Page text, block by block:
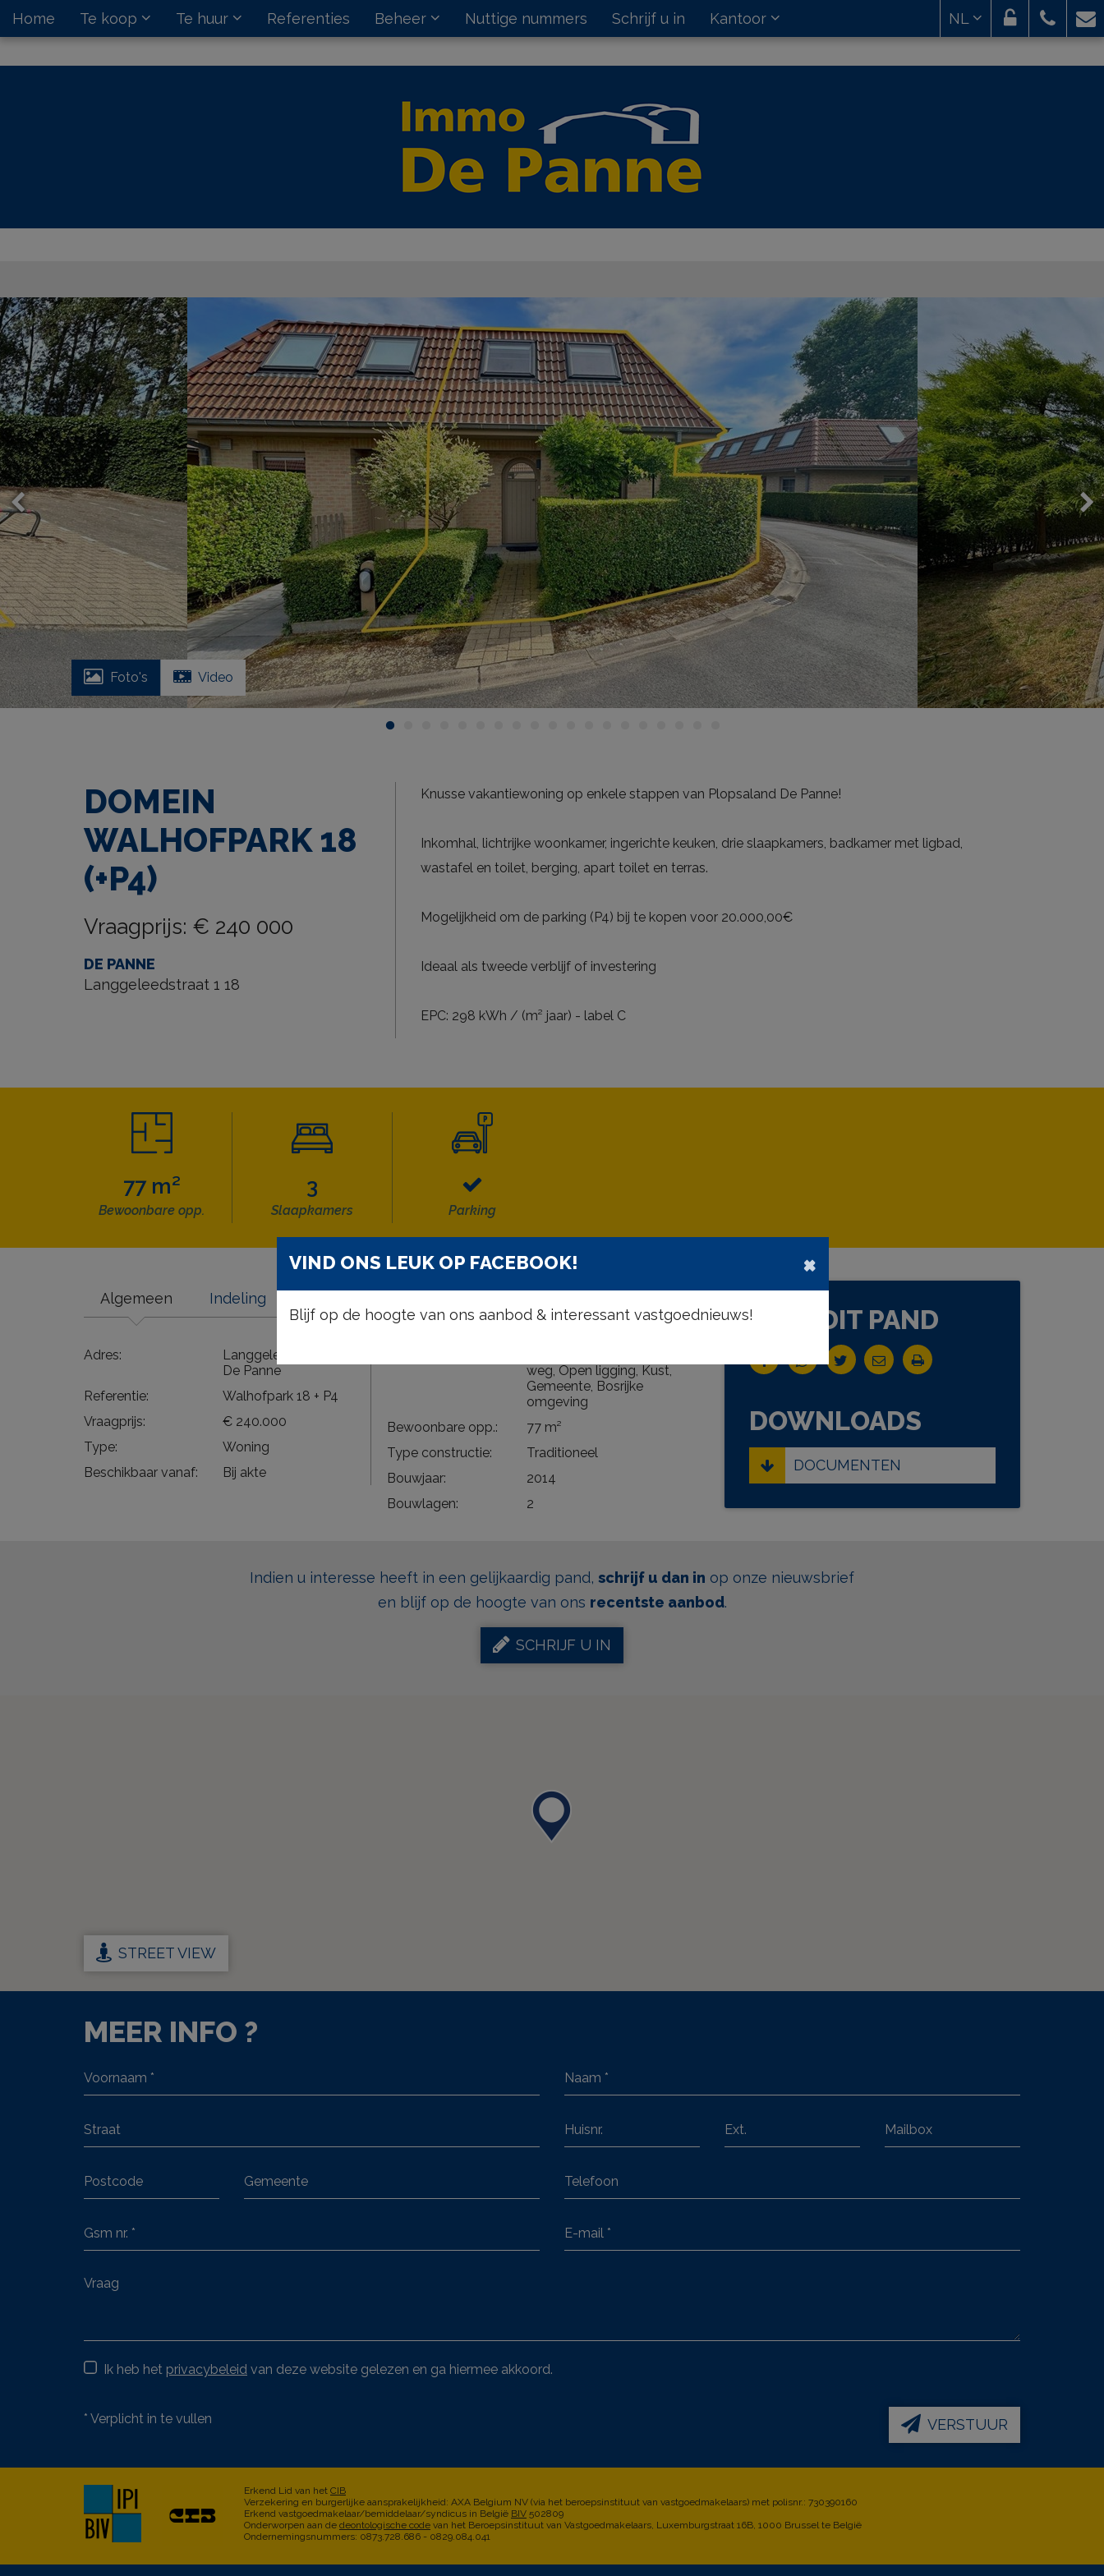
Home Te koop Te huur Referenties Beheer Nuttige nummers Schrijf u in Kantoor NL
Foto's Video
DOMEIN
WALHOFPARK 18
(+P4)
Vraagprijs: € 240 000
DE PANNE
Langgeleedstraat 1 18
Knusse vakantiewoning op enkele stappen van Plopsaland De Panne!
Inkomhal, lichtrijke woonkamer, ingerichte keuken, drie slaapkamers, badkamer met ligbad,
wastafel en toilet, berging, apart toilet en terras.
Mogelijkheid om de parking (P4) bij te kopen voor 20.000,00€
Ideaal als tweede verblijf of investering
EPC: 298 kWh / (m² jaar) - label C
77 m²
Bewoonbare opp.
3
Slaapkamers Parking
Algemeen Indeling
Adres:
Langgeleedstraat 1/18
De Panne
Referentie:
Walhofpark 18 + P4
Vraagprijs:
€ 240.000
Type:
Woning
Beschikbaar vanaf:
Bij akte
weg, Open ligging, Kust,
Gemeente, Bosrijke
omgeving
Bewoonbare opp.:
77 m²
Type constructie:
Traditioneel
Bouwjaar:
2014
Bouwlagen:
2
DEEL DIT PAND
DOWNLOADS
DOCUMENTEN
Indien u interesse heeft in een gelijkaardig pand, schrijf u dan in op onze nieuwsbrief
en blijf op de hoogte van ons recentste aanbod.
SCHRIJF U IN
STREET VIEW
MEER INFO ?
Ik heb het privacybeleid van deze website gelezen en ga hiermee akkoord.
* Verplicht in te vullen VERSTUUR
Erkend Lid van het CIB
Verzekering en burgerlijke aansprakelijkheid: AXA Belgium NV (via het beroepsinstituut van vastgoedmakelaars) met polisnr.: 730390160
Erkend vastgoedmakelaar/bemiddelaar/syndicus in België BIV 502809
Onderworpen aan de deontologische code van het Beroepsinstituut van Vastgoedmakelaars, Luxemburgstraat 16B, 1000 Brussel te België
Ondernemingsnummers: 0873.728.686 - 0829.084.041
×
VIND ONS LEUK OP FACEBOOK!
Blijf op de hoogte van ons aanbod & interessant vastgoednieuws!